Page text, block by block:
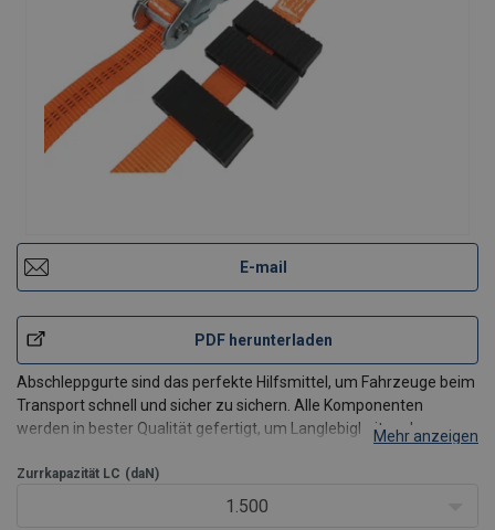
E-mail
PDF herunterladen
Abschleppgurte sind das perfekte Hilfsmittel, um Fahrzeuge beim
Transport schnell und sicher zu sichern. Alle Komponenten
werden in bester Qualität gefertigt, um Langlebigkeit und
Polyester mit einer dichten Webstruktur, die den Gürt
Mehr anzeigen
Zurrkapazität LC (daN)
1.500